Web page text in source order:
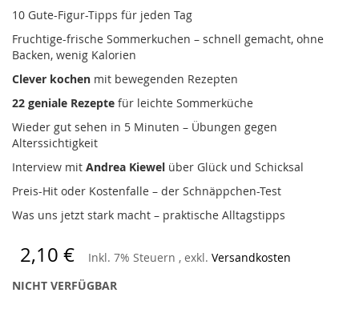
10 Gute-Figur-Tipps für jeden Tag
Fruchtige-frische Sommerkuchen – schnell gemacht, ohne
Backen, wenig Kalorien
Clever kochen mit bewegenden Rezepten
22 geniale Rezepte für leichte Sommerküche
Wieder gut sehen in 5 Minuten – Übungen gegen
Alterssichtigkeit
Interview mit Andrea Kiewel über Glück und Schicksal
Preis-Hit oder Kostenfalle – der Schnäppchen-Test
Was uns jetzt stark macht – praktische Alltagstipps
2,10 € Inkl. 7% Steuern , exkl. Versandkosten
NICHT VERFÜGBAR